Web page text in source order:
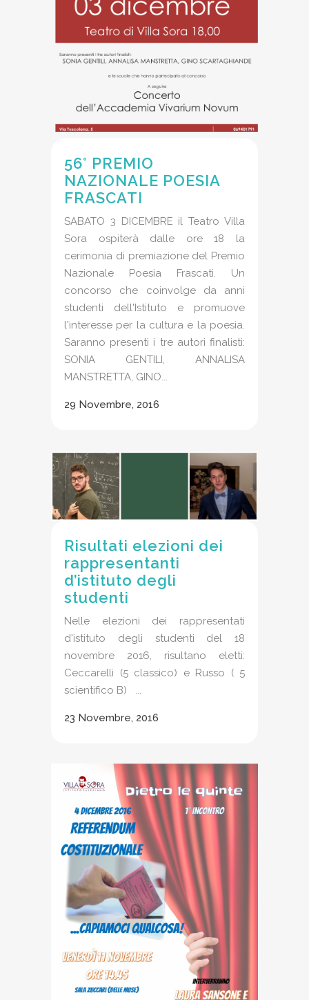
56° PREMIO
NAZIONALE POESIA
FRASCATI
SABATO 3 DICEMBRE il Teatro Villa
Sora ospiterà dalle ore 18 la
cerimonia di premiazione del Premio
Nazionale Poesia Frascati. Un
concorso che coinvolge da anni
studenti dell'Istituto e promuove
l'interesse per la cultura e la poesia.
Saranno presenti i tre autori finalisti:
SONIA GENTILI, ANNALISA
MANSTRETTA, GINO...
29 Novembre, 2016
Risultati elezioni dei
rappresentanti
d’istituto degli
studenti
Nelle elezioni dei rappresentati
d'istituto degli studenti del 18
novembre 2016, risultano eletti:
Ceccarelli (5 classico) e Russo ( 5
scientifico B) ...
23 Novembre, 2016